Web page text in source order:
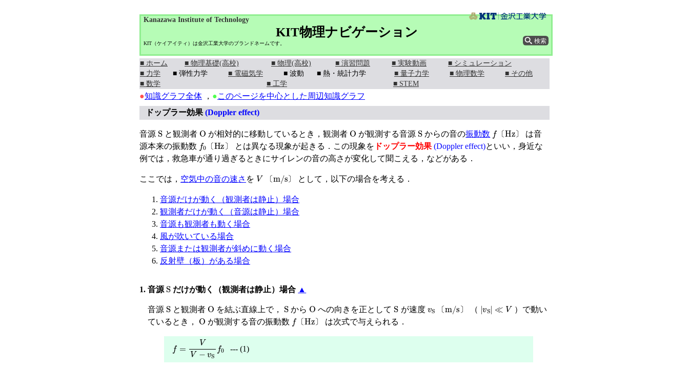
Kanazawa Institute of Technology
KIT物理ナビゲーション
KIT（ケイアイティ）は金沢工業大学のブランドネームです。
■ ホーム ■ 物理基礎(高校) ■ 物理(高校) ■ 演習問題 ■ 実験動画
■ シミュレーション
■ 力学
■ 弾性力学 ■ 電磁気学 ■ 波動 ■ 熱・統計力学 ■ 量子力学 ■ 物理数学
■ その他
■ 数学
■ 工学 ■ STEM
●知識グラフ全体 ， ●このページを中心とした周辺知識グラフ
ドップラー効果 (Doppler effect)
音源 S と観測者 O が相対的に移動しているとき，観測者 O が観測する音源 S からの音の振動数 〔 〕
f〔Hz 〕
は音
源本来の振動数
〔 〕
f0 〔Hz 〕 とは異なる現象が起きる．この現象を ドップラー効果(Doppler effect)といい，身近な
例では，救急車が通り過ぎるときにサイレンの音の高さが変化して聞こえる，などがある．
ここでは， 空気中の音の速さ を V
〔 〕
〔 m/s 〕 として，以下の場合を考える．
音源だけが動く（観測者は静止）場合
観測者だけが動く（音源は静止）場合
音源も観測者も動く場合
風が吹いている場合
音源または観測者が斜めに動く場合
反射壁（板）がある場合
1. 音源 S だけが動く（観測者は静止）場合 ▲
音源 S と観測者 O を結ぶ直線上で， S から O への向きを正として S が速度 〔 〕
〔 m/s 〕 （ v ≪ V
）で動い
ているとき，
O が観測する音の振動数 〔 〕
f〔Hz 〕 は次式で与えられる．
f= vS --- (1)